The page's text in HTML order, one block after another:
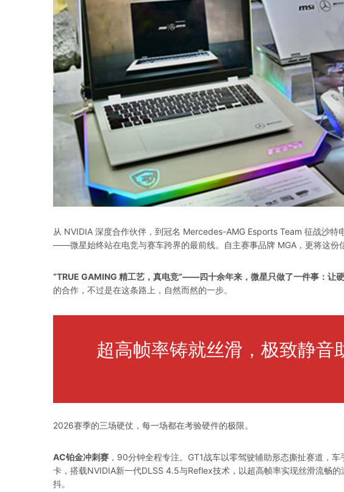
从 NVIDIA 深度合作伙伴，到冠名 Mercedes-AMG Esports Team 征战沙
——微星始终站在电竞与赛车跨界的最前线。自主赛事品牌 MGA，更将这份
“TRUE GAMING 精工艺，真电竞”——四十余年来，微星只做了一件事：让硬
的合作，不过是在这条路上，自然而然的一步。
超高帧率铸就丝滑，极致静音
2026赛季的三场硬仗，每一场都在考验硬件的极限。
AC铂金冲刺赛 ，90分钟全程专注。GT1战车以零驾驶辅助形态撕扯赛道，
卡，搭载NVIDIA新一代DLSS 4.5与Reflex技术，以超高帧率实现丝滑流畅
抖。